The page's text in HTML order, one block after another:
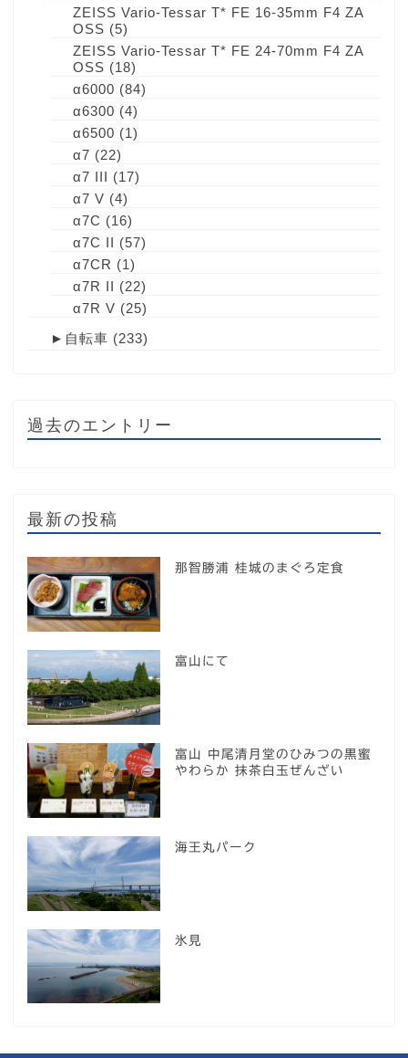
ZEISS Vario-Tessar T* FE 16-35mm F4 ZA
OSS (5)
ZEISS Vario-Tessar T* FE 24-70mm F4 ZA
OSS (18)
α6000 (84)
α6300 (4)
α6500 (1)
α7 (22)
α7 III (17)
α7 V (4)
α7C (16)
α7C II (57)
α7CR (1)
α7R II (22)
α7R V (25)
► 自転車 (233)
過去のエントリー
最新の投稿
那智勝浦 桂城のまぐろ定食
富山にて
富山 中尾清月堂のひみつの黒蜜
やわらか 抹茶白玉ぜんざい
海王丸パーク
氷見